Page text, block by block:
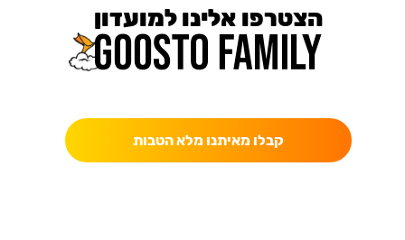
הצטרפו אלינו למועדון
קבלו מאיתנו מלא הטבות